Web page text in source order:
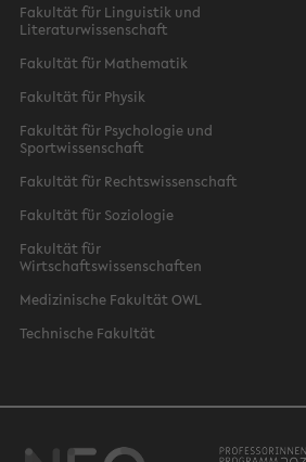
Fakultät für Linguistik und
Literaturwissenschaft
Fakultät für Mathematik
Fakultät für Physik
Fakultät für Psychologie und
Sportwissenschaft
Fakultät für Rechtswissenschaft
Fakultät für Soziologie
Fakultät für
Wirtschaftswissenschaften
Medizinische Fakultät OWL
Technische Fakultät